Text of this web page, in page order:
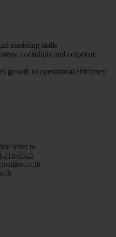
modeling skills
consulting and corporate
growth or operational efficiency
letter to
218-6515